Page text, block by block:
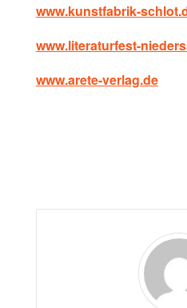
www.kunstfabrik-
www.literaturfest-
www.arete-verlag.de